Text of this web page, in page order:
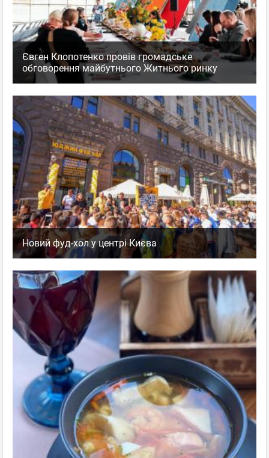
Євген Клопотенко провів громадське
обговорення майбутнього Житнього ринку
Новий фуд-хол у центрі Києва